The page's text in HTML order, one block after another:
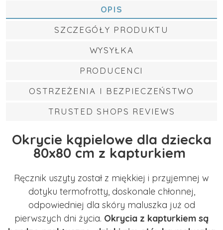
OPIS
SZCZEGÓŁY PRODUKTU
WYSYŁKA
PRODUCENCI
OSTRZEŻENIA I BEZPIECZEŃSTWO
TRUSTED SHOPS REVIEWS
Okrycie kąpielowe dla dziecka
80x80 cm z kapturkiem
Ręcznik uszyty został z miękkiej i przyjemnej w
dotyku termofrotty, doskonale chłonnej,
odpowiedniej dla skóry maluszka już od
pierwszych dni życia. Okrycia z kapturkiem są